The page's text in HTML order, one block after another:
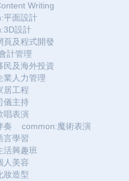
Writing
平面設計
設計
頁及程式開發
計管理
民及海外投資
業人力管理
居工程
儀主持
唱表演
奏
common:魔術表演
言學習
活興趣班
人美容
妝造型